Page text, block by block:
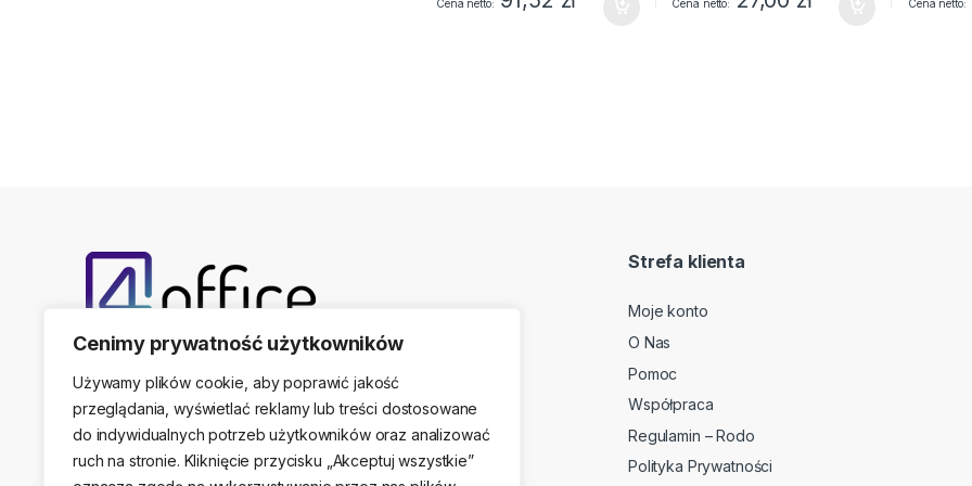
Cenimy prywatność użytkowników
Używamy plików cookie, aby poprawić jakość
przeglądania, wyświetlać reklamy lub treści dostosowane
do indywidualnych potrzeb użytkowników oraz analizować
ruch na stronie. Kliknięcie przycisku „Akceptuj wszystkie”
Cena netto Cena netto Cena netto
Telefon kontaktowy
(22) 761-17-50, 509 474 442
Adres stacjonarny
Strefa klienta
Moje konto
O Nas
Pomoc
Współpraca
Regulamin – Rodo
Polityka Prywatności